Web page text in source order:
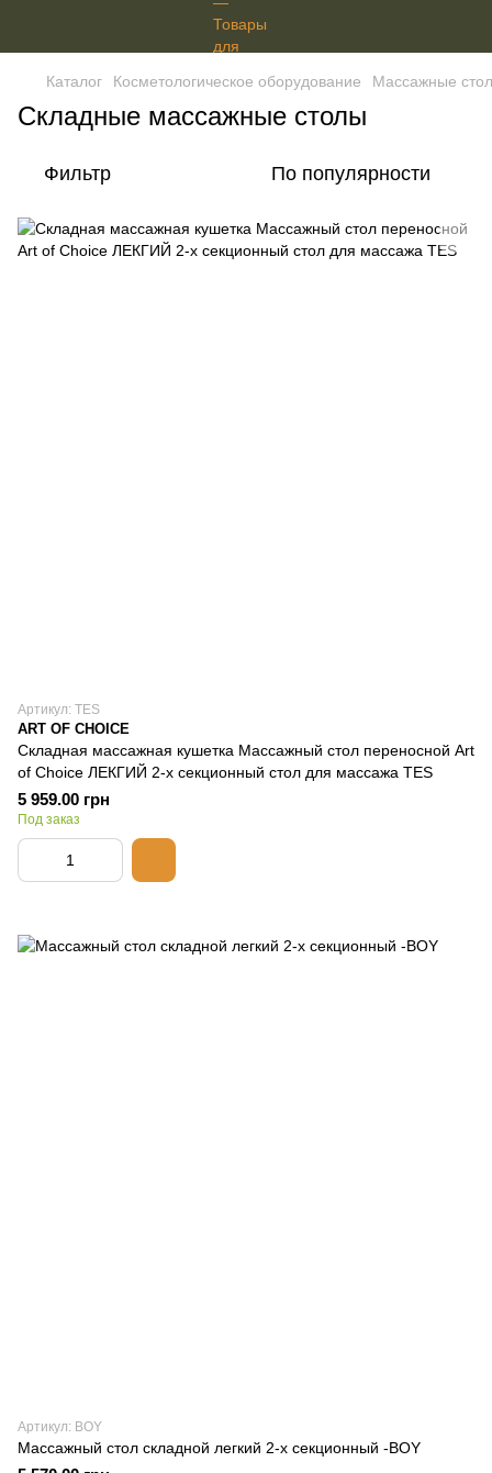
Каталог Косметологическое оборудование Массажные
Складные массажные столы
Фильтр По популярности
Артикул: TES
ART OF CHOICE
Складная массажная кушетка Массажный стол переносной Art
of Choice ЛЕКГИЙ 2-х секционный стол для массажа TES
5 959.00 грн
Под заказ
Артикул: BOY
Массажный стол складной легкий 2-х секционный -BOY